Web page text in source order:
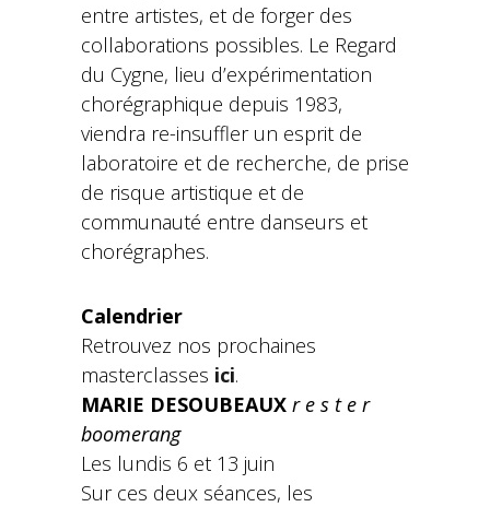
entre artistes, et de forger des
collaborations possibles. Le Regard
du Cygne, lieu d’expérimentation
chorégraphique depuis 1983,
viendra re-insuffler un esprit de
laboratoire et de recherche, de prise
de risque artistique et de
communauté entre danseurs et
chorégraphes.
Calendrier
Retrouvez nos prochaines
masterclasses ici.
MARIE DESOUBEAUX r e s t e r
boomerang
Les lundis 6 et 13 juin
Sur ces deux séances, les